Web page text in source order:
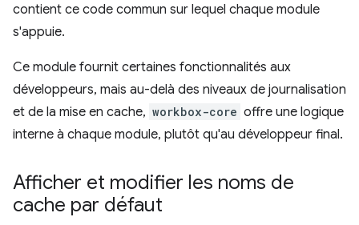
contient ce code commun sur lequel chaque module
s'appuie.
Ce module fournit certaines fonctionnalités aux
développeurs, mais au-delà des niveaux de journalisation
et de la mise en cache, workbox-core offre une logique
interne à chaque module, plutôt qu'au développeur final.
Afficher et modifier les noms de
cache par défaut